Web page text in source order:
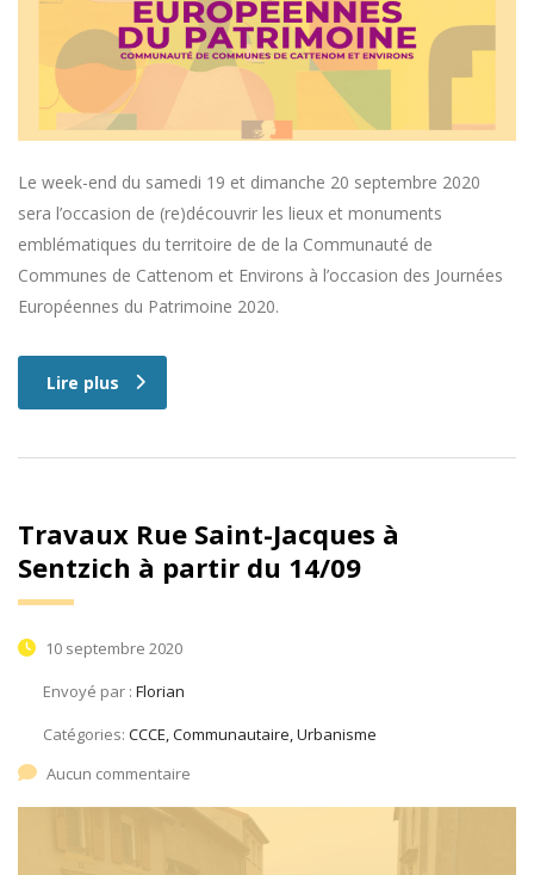
Le week-end du samedi 19 et dimanche 20 septembre 2020
sera l’occasion de (re)découvrir les lieux et monuments
emblématiques du territoire de de la Communauté de
Communes de Cattenom et Environs à l’occasion des Journées
Européennes du Patrimoine 2020.
Lire plus
Travaux Rue Saint-Jacques à
Sentzich à partir du 14/09
10 septembre 2020
Envoyé par : Florian
Catégories: CCCE, Communautaire, Urbanisme
Aucun commentaire